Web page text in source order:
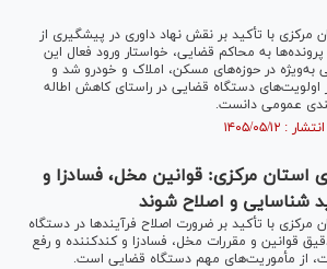
با تأکید بر نقش نهاد داوری در پیشگیری از
به محاکم قضایی، خواستار ورود فعال این
به‌ویژه در حوزه‌های مسکن، املاک و خودرو شد و
اولویت‌های دستگاه قضایی در راستای کاهش اطاله
عمومی دانست.
مرکزی: قوانین مخل، فسادزا و
شناسایی و اصلاح شوند
با تأکید بر ضرورت اصلاح فرآیندها در دستگاه
قوانین و مقررات مخل، فسادزا و کندکننده و رفع
از مأموریت‌های مهم دستگاه قضایی است.